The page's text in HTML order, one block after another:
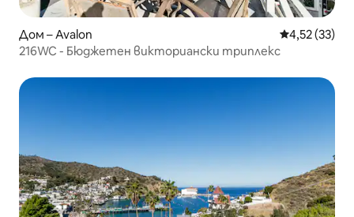
Дом – Avalon Средна
4,52 (33)
216WC - Бюджетен викториански триплекс